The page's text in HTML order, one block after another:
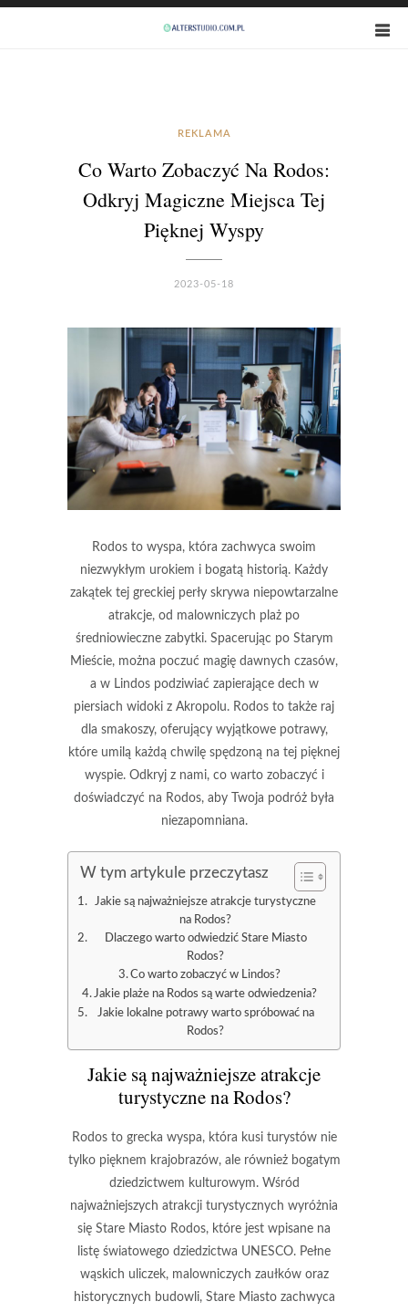
REKLAMA
Co Warto Zobaczyć Na Rodos:
Odkryj Magiczne Miejsca Tej
Pięknej Wyspy
2023-05-18
Rodos to wyspa, która zachwyca swoim
niezwykłym urokiem i bogatą historią. Każdy
zakątek tej greckiej perły skrywa niepowtarzalne
atrakcje, od malowniczych plaż po
średniowieczne zabytki. Spacerując po Starym
Mieście, można poczuć magię dawnych czasów,
a w Lindos podziwiać zapierające dech w
piersiach widoki z Akropolu. Rodos to także raj
dla smakoszy, oferujący wyjątkowe potrawy,
które umilą każdą chwilę spędzoną na tej pięknej
wyspie. Odkryj z nami, co warto zobaczyć i
doświadczyć na Rodos, aby Twoja podróż była
niezapomniana.
W tym artykule przeczytasz
Jakie są najważniejsze atrakcje turystyczne
na Rodos?
Dlaczego warto odwiedzić Stare Miasto
Rodos?
Co warto zobaczyć w Lindos?
Jakie plaże na Rodos są warte odwiedzenia?
Jakie lokalne potrawy warto spróbować na
Rodos?
Jakie są najważniejsze atrakcje
turystyczne na Rodos?
Rodos to grecka wyspa, która kusi turystów nie
tylko pięknem krajobrazów, ale również bogatym
dziedzictwem kulturowym. Wśród
najważniejszych atrakcji turystycznych wyróżnia
się Stare Miasto Rodos, które jest wpisane na
listę światowego dziedzictwa UNESCO. Pełne
wąskich uliczek, malowniczych zaułków oraz
historycznych budowli, Stare Miasto zachwyca